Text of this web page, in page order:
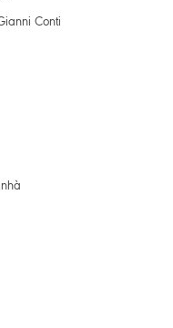
Conti